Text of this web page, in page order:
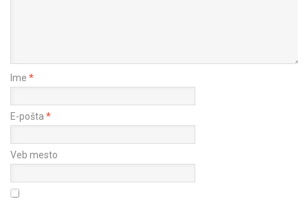
Ime *
E-pošta *
Veb mesto